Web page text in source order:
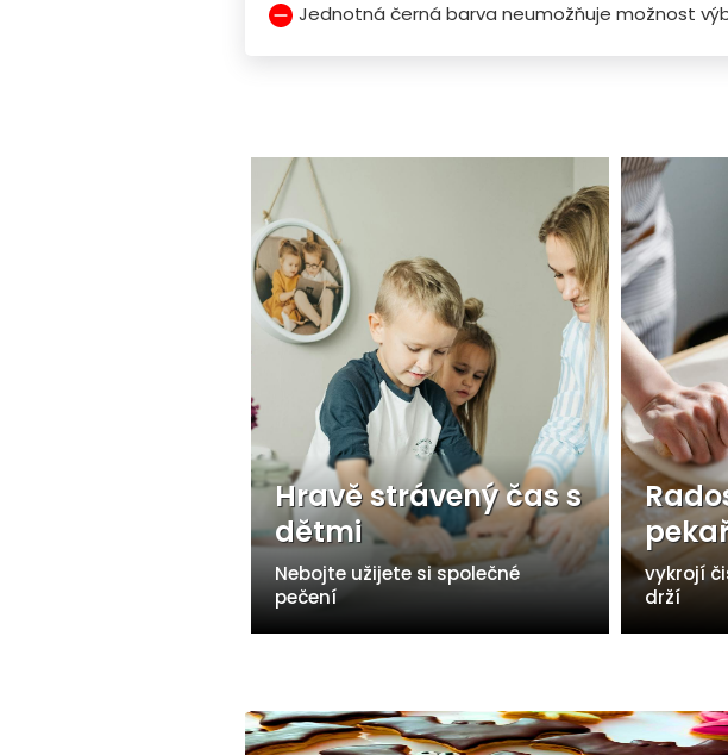
Jednotná černá barva neumožňuje možnost
Hravě strávený čas s
dětmi
Nebojte užijete si společné
pečení
vykrojí
drží